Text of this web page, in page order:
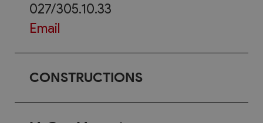
027/305.10.33
Email
CONSTRUCTIONS